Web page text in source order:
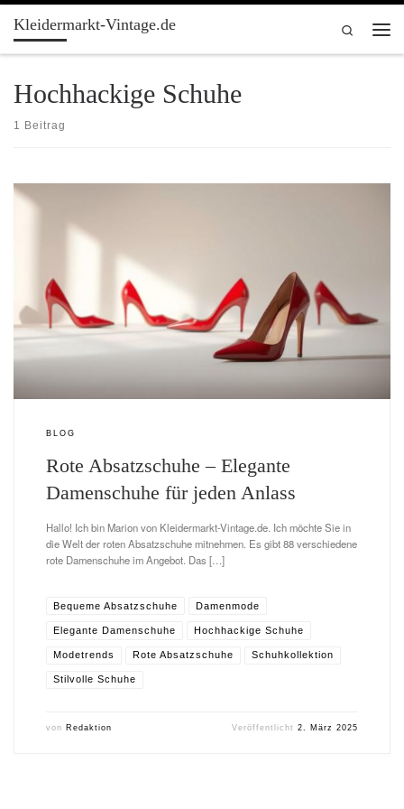
Zum Inhalt springen
Kleidermarkt-Vintage.de
Search
Hochhackige Schuhe
1 Beitrag
BLOG
Rote Absatzschuhe – Elegante
Damenschuhe für jeden Anlass
Hallo! Ich bin Marion von Kleidermarkt-Vintage.de. Ich möchte Sie in
die Welt der roten Absatzschuhe mitnehmen. Es gibt 88 verschiedene
rote Damenschuhe im Angebot. Das […]
Bequeme Absatzschuhe Damenmode
Elegante Damenschuhe Hochhackige Schuhe
Modetrends Rote Absatzschuhe Schuhkollektion
Stilvolle Schuhe
von Redaktion Veröffentlicht2. März 2025